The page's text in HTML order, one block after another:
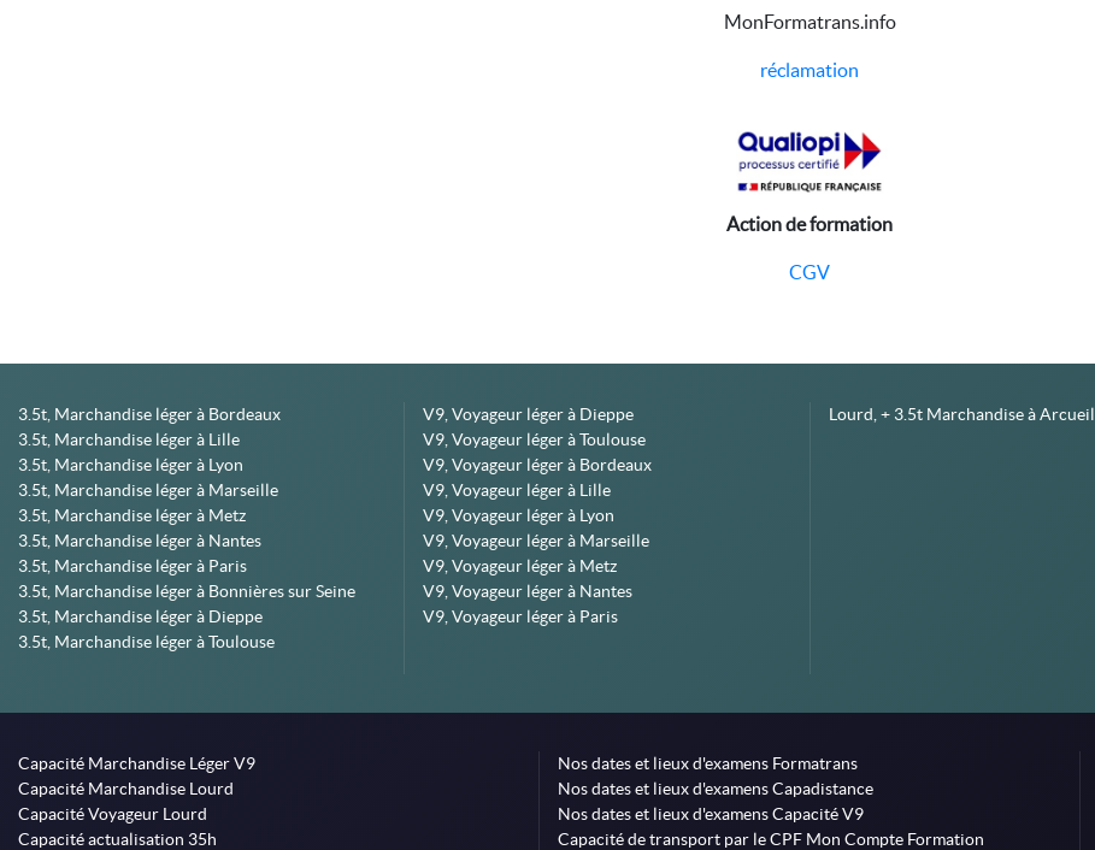
MonFormatrans.info
réclamation
Action de formation
CGV
3.5t, Marchandise léger à Bordeaux
3.5t, Marchandise léger à Lille
3.5t, Marchandise léger à Lyon
3.5t, Marchandise léger à Marseille
3.5t, Marchandise léger à Metz
3.5t, Marchandise léger à Nantes
3.5t, Marchandise léger à Paris
3.5t, Marchandise léger à Bonnières sur Seine
3.5t, Marchandise léger à Dieppe
3.5t, Marchandise léger à Toulouse
V9, Voyageur léger à Dieppe
V9, Voyageur léger à Toulouse
V9, Voyageur léger à Bordeaux
V9, Voyageur léger à Lille
V9, Voyageur léger à Lyon
V9, Voyageur léger à Marseille
V9, Voyageur léger à Metz
V9, Voyageur léger à Nantes
V9, Voyageur léger à Paris
Lourd, + 3.5t Marchandise à Arcueil
Capacité Marchandise Léger V9
Capacité Marchandise Lourd
Capacité Voyageur Lourd
Capacité actualisation 35h
Nos dates et lieux d'examens Formatrans
Nos dates et lieux d'examens Capadistance
Nos dates et lieux d'examens Capacité V9
Capacité de transport par le CPF Mon Compte Formation